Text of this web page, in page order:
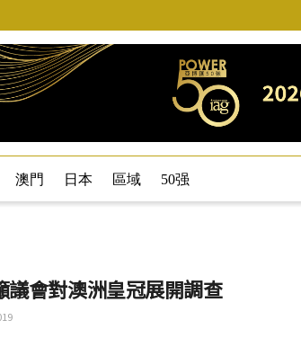
澳門 日本 區域 50强
議會對澳洲皇冠展開調查